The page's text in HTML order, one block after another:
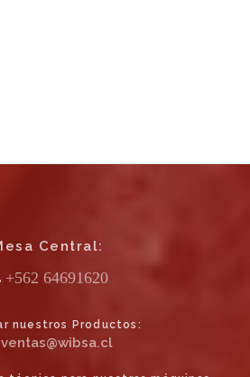
Central:
+562 64691620
nuestros Productos:
ventas@wibsa.cl